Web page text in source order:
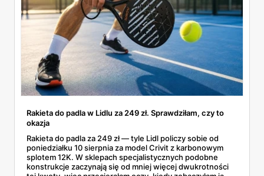
Rakieta do padla w Lidlu za 249 zł. Sprawdziłam, czy to
okazja
Rakieta do padla za 249 zł — tyle Lidl policzy sobie od
poniedziałku 10 sierpnia za model Crivit z karbonowym
splotem 12K. W sklepach specjalistycznych podobne
konstrukcje zaczynają się od mniej więcej dwukrotności